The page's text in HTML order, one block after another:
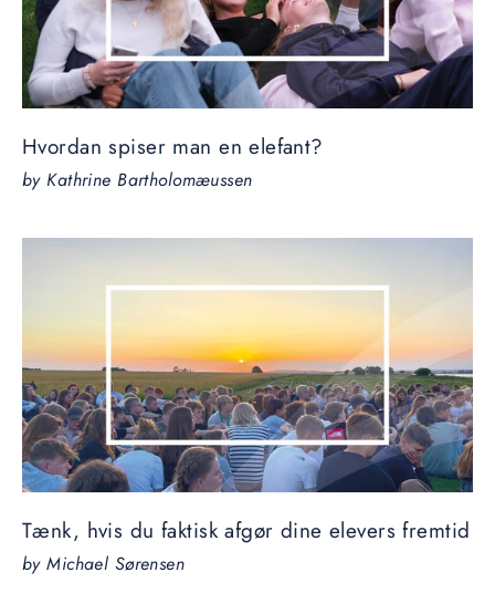
Hvordan spiser man en elefant?
by Kathrine Bartholomæussen
Tænk, hvis du faktisk afgør dine elevers fremtid
by Michael Sørensen